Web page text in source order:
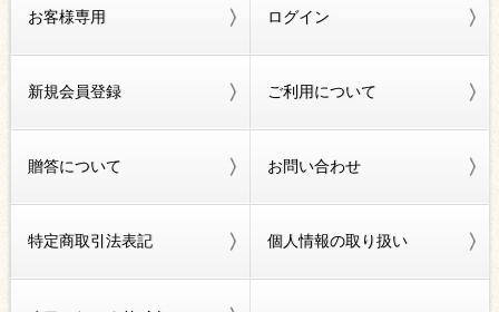
お客様専用 ログイン
新規会員登録 ご利用について
贈答について お問い合わせ
特定商取引法表記 個人情報の取り扱い